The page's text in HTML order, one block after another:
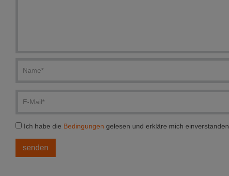
Ich habe die Bedingungen gelesen und erkläre mich einverstanden.